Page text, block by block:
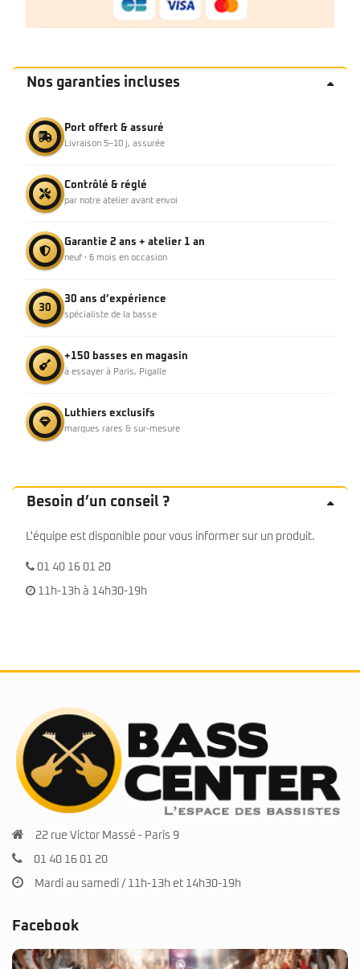
Nos garanties incluses
Port offert & assuré
Livraison 5–10 j, assurée
Contrôlé & réglé
par notre atelier avant envoi
Garantie 2 ans + atelier 1 an
neuf · 6 mois en occasion
30
30 ans d’expérience
spécialiste de la basse
+150 basses en magasin
à essayer à Paris, Pigalle
Luthiers exclusifs
marques rares & sur-mesure
Besoin d’un conseil ?
L'équipe est disponible pour vous informer sur un produit.
01 40 16 01 20
11h-13h à 14h30-19h
22 rue Victor Massé - Paris 9
01 40 16 01 20
Mardi au samedi / 11h-13h et 14h30-19h
Facebook